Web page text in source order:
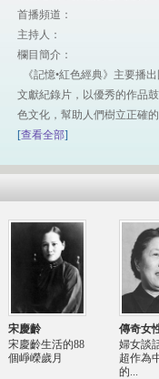
首播頻道：
主持人：
欄目簡介：
《記憶•紅色經典》主要播
文獻紀錄片，以優秀的作品
色文化，幫助人們樹立正確
[查看全部]
宋慶齡
宋慶齡生活的88
個崢嶸歲月
傳奇女
婦女談
超作為
的...